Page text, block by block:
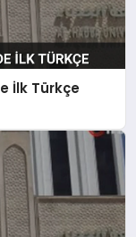
İlk Türkçe